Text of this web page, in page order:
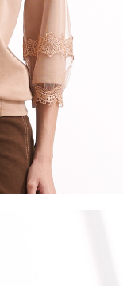
享後付」服務完成之交
易相關給付款項請求債
之同意方可使用
，本公司不負相關責
用戶狀況，依本公司即
，本公司將視審查結果
發現惡意使用之情形，